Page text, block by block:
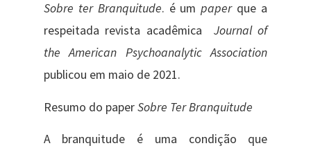
Sobre ter Branquitude. é umpaperque a
respeitada revista acadêmica Journal of
the American Psychoanalytic Association
publicou em maio de 2021.
Resumo do paperSobre Ter Branquitude
A branquitude é uma condição que